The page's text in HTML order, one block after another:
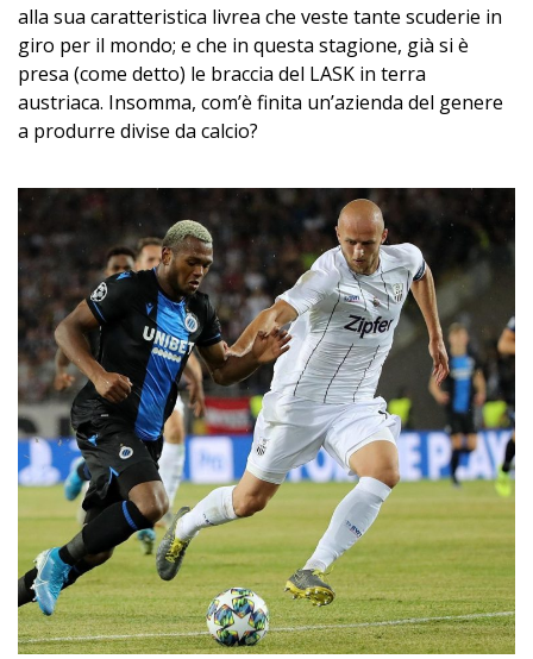
alla sua caratteristica livrea che veste tante scuderie in
giro per il mondo; e che in questa stagione, già si è
presa (come detto) le braccia del LASK in terra
austriaca. Insomma, com’è finita un’azienda del genere
a produrre divise da calcio?